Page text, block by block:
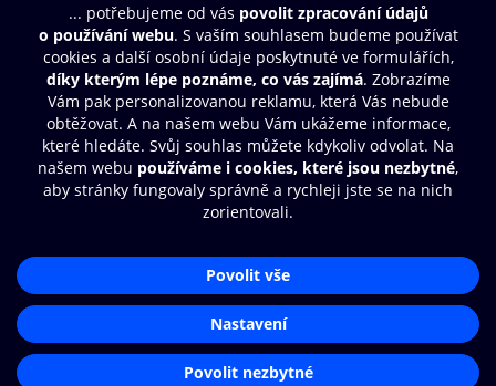
Obsah ke stažení
Moje O2 Knihovna
Další zábava
© O2 Czech Republic a.s.
Přístupnost
Zásady zpracování osobních údajů
Nastavení cookies
Aplikace O2 Knihovna
Čti a poslouchej své e-knihy a
audioknihy rychleji a pohodlněji.